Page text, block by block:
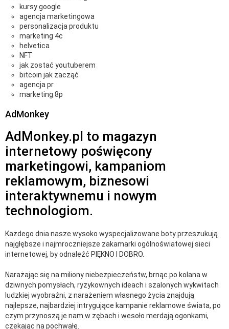
kursy google
agencja marketingowa
personalizacja produktu
marketing 4c
helvetica
NFT
jak zostać youtuberem
bitcoin jak zacząć
agencja pr
marketing 8p
AdMonkey
AdMonkey.pl to magazyn
internetowy poświęcony
marketingowi, kampaniom
reklamowym, biznesowi
interaktywnemu i nowym
technologiom.
Każdego dnia nasze wysoko wyspecjalizowane boty przeszukują
najgłębsze i najmroczniejsze zakamarki ogólnoświatowej sieci
internetowej, by odnaleźć PIĘKNO I DOBRO.
Narażając się na miliony niebezpieczeństw, brnąc po kolana w
dziwnych pomysłach, ryzykownych ideach i szalonych wykwitach
ludzkiej wyobraźni, z narażeniem własnego życia znajdują
najlepsze, najbardziej intrygujące kampanie reklamowe świata, po
czym przynoszą je nam w zębach i wesoło merdają ogonkami,
czekając na pochwałę.